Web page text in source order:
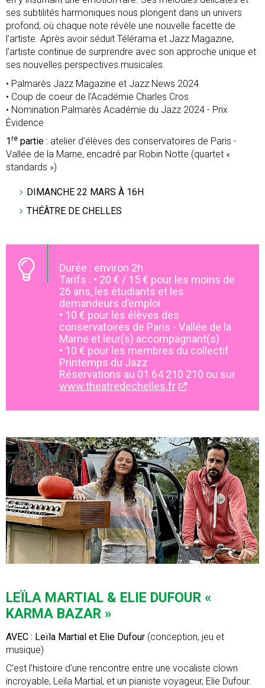
ses subtilités harmoniques nous plongent dans un univers
profond, où chaque note révèle une nouvelle facette de
l’artiste. Après avoir séduit Télérama et Jazz Magazine,
l’artiste continue de surprendre avec son approche unique et
ses nouvelles perspectives musicales.
• Palmarès Jazz Magazine et Jazz News 2024
• Coup de coeur de l’Académie Charles Cros
• Nomination Palmarès Académie du Jazz 2024 - Prix
Évidence
1re partie : atelier d’élèves des conservatoires de Paris -
Vallée de la Marne, encadré par Robin Notte (quartet «
standards »)
DIMANCHE 22 MARS À 16H
THÉÂTRE DE CHELLES
Durée : environ 2h
Tarifs : • 20 € / 15 € pour les moins de
26 ans, les étudiants et les
demandeurs d’emploi
• 10 € pour les élèves des
conservatoires de Paris - Vallée de la
Marne et leur(s) accompagnant(s)
• 10 € pour les membres du collectif
Printemps du Jazz
Réservations au 01 64 210 210 ou sur
www.theatredechelles.fr
LEÏLA MARTIAL & ELIE DUFOUR «
KARMA BAZAR »
AVEC : Leïla Martial et Elie Dufour (conception, jeu et
musique)
C’est l’histoire d’une rencontre entre une vocaliste clown
incroyable, Leïla Martial, et un pianiste voyageur, Elie Dufour.